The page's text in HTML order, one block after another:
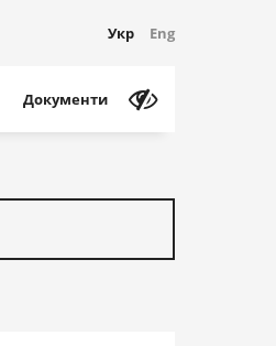
Укр Eng
Документи